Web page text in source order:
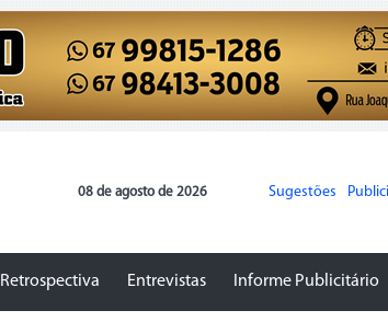
08 de agosto de 2026 Sugestões
Retrospectiva Entrevistas Informe Publicitário